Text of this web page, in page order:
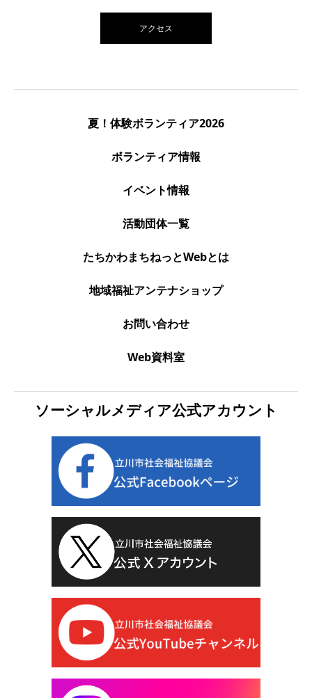
アクセス
夏！体験ボランティア2026
ボランティア情報
イベント情報
活動団体一覧
たちかわまちねっとWebとは
地域福祉アンテナショップ
お問い合わせ
Web資料室
ソーシャルメディア公式アカウント